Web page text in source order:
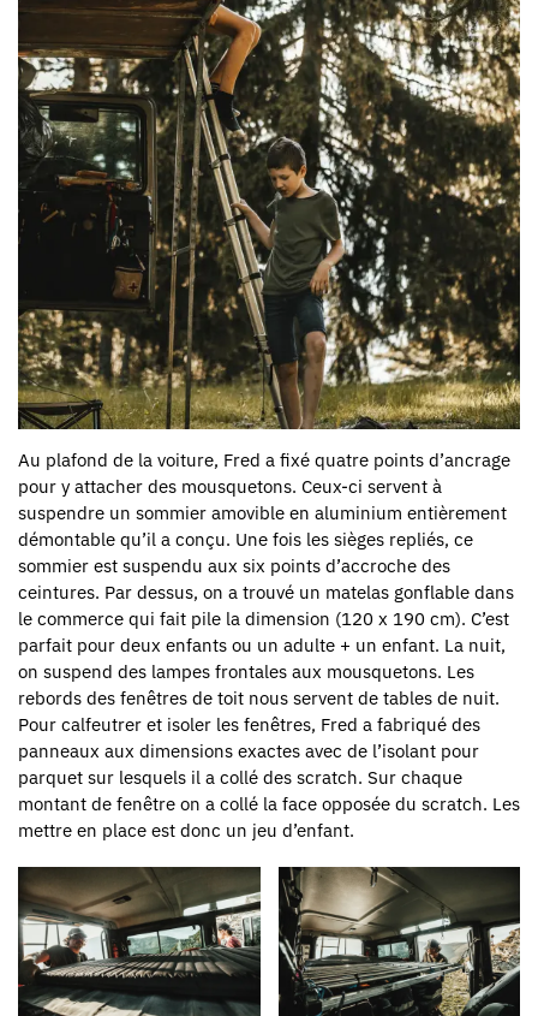
Au plafond de la voiture, Fred a fixé quatre points d’ancrage
pour y attacher des mousquetons. Ceux-ci servent à
suspendre un sommier amovible en aluminium entièrement
démontable qu’il a conçu. Une fois les sièges repliés, ce
sommier est suspendu aux six points d’accroche des
ceintures. Par dessus, on a trouvé un matelas gonflable dans
le commerce qui fait pile la dimension (120 x 190 cm). C’est
parfait pour deux enfants ou un adulte + un enfant. La nuit,
on suspend des lampes frontales aux mousquetons. Les
rebords des fenêtres de toit nous servent de tables de nuit.
Pour calfeutrer et isoler les fenêtres, Fred a fabriqué des
panneaux aux dimensions exactes avec de l’isolant pour
parquet sur lesquels il a collé des scratch. Sur chaque
montant de fenêtre on a collé la face opposée du scratch. Les
mettre en place est donc un jeu d’enfant.